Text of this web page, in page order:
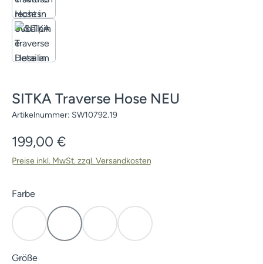
SITKA Traverse Hose NEU
Artikelnummer: SW10792.19
Regulärer Preis:
199,00 €
Preise inkl. MwSt. zzgl. Versandkosten
Farbeauswählen
Elevated II Subalpine
(Diese Option ist zurzeit nicht verfügbar.)
Waterfowl MarshWaterfowl Timber
Größeauswählen